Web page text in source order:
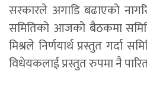
सरकारले अगाडि बढाएको
समितिको आजको बैठकमा
मिश्रले निर्णयार्थ प्रस्तुत
विधेयकलाई प्रस्तुत रुपमा नै